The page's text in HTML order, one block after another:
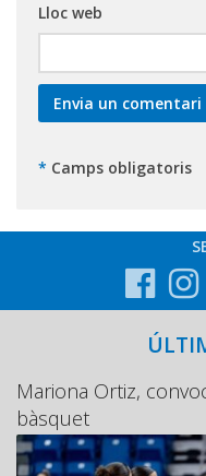
Lloc web
* Camps obligatoris
Mariona Ortiz,
bàsquet